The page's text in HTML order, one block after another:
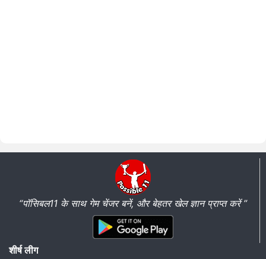
“पॉसिबल11 के साथ गेम चेंजर बनें, और बेहतर खेल ज्ञान प्राप्त करें ”
शीर्ष लीग